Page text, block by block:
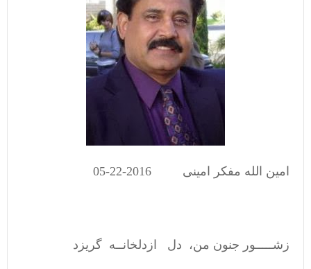
امین الله مفکر امینی 2016-22-05
زشـــــور جنون من، دل ازدلخانــه گریزد